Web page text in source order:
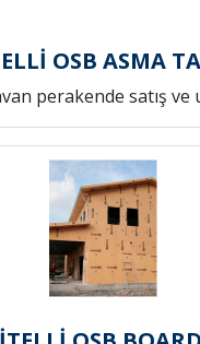
OSB ASMA
perakende satış ve